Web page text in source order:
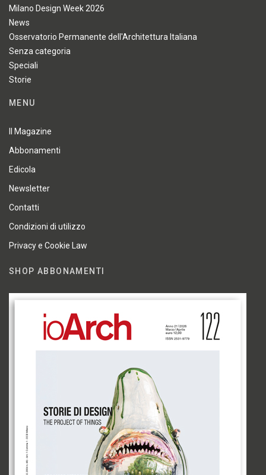
Milano Design Week 2026
News
Osservatorio Permanente dell'Architettura Italiana
Senza categoria
Speciali
Storie
MENU
Il Magazine
Abbonamenti
Edicola
Newsletter
Contatti
Condizioni di utilizzo
Privacy e Cookie Law
SHOP ABBONAMENTI